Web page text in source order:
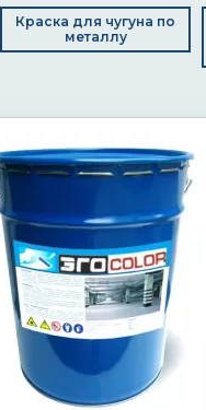
Краска для чугуна по
металлу